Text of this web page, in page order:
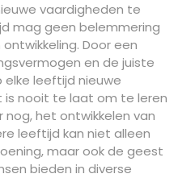
vaardigheden te
mag geen belemmering
Door een
en de juiste
leeftijd nieuwe
is nooit te laat om te leren
het ontwikkelen van
leeftijd kan niet alleen
maar ook de geest
bieden in diverse